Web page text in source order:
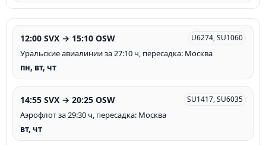
12:00 SVX → 15:10 OSW U6274, SU1060
Уральские авиалинии за 27:10 ч, пересадка: Москва
пн, вт, чт
14:55 SVX → 20:25 OSW SU1417, SU6035
Аэрофлот за 29:30 ч, пересадка: Москва
вт, чт